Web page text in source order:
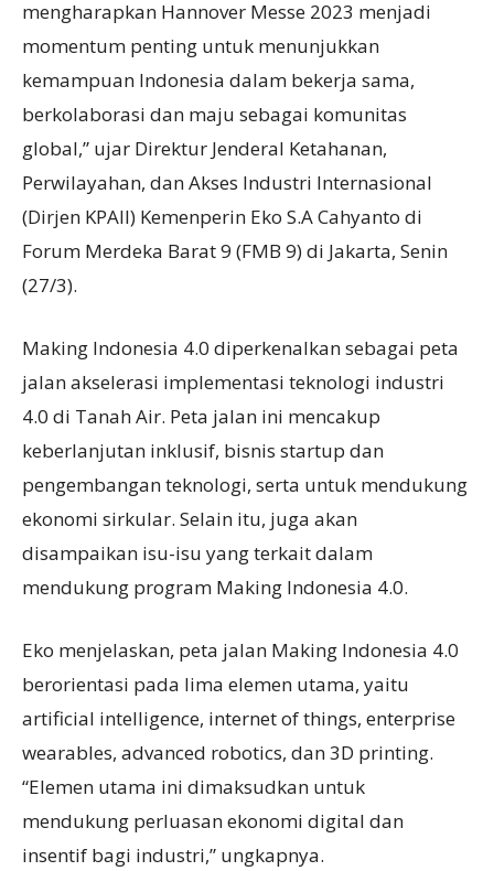
mengharapkan Hannover Messe 2023 menjadi
momentum penting untuk menunjukkan
kemampuan Indonesia dalam bekerja sama,
berkolaborasi dan maju sebagai komunitas
global,” ujar Direktur Jenderal Ketahanan,
Perwilayahan, dan Akses Industri Internasional
(Dirjen KPAII) Kemenperin Eko S.A Cahyanto di
Forum Merdeka Barat 9 (FMB 9) di Jakarta, Senin
(27/3).
Making Indonesia 4.0 diperkenalkan sebagai peta
jalan akselerasi implementasi teknologi industri
4.0 di Tanah Air. Peta jalan ini mencakup
keberlanjutan inklusif, bisnis startup dan
pengembangan teknologi, serta untuk mendukung
ekonomi sirkular. Selain itu, juga akan
disampaikan isu-isu yang terkait dalam
mendukung program Making Indonesia 4.0.
Eko menjelaskan, peta jalan Making Indonesia 4.0
berorientasi pada lima elemen utama, yaitu
artificial intelligence, internet of things, enterprise
wearables, advanced robotics, dan 3D printing.
“Elemen utama ini dimaksudkan untuk
mendukung perluasan ekonomi digital dan
insentif bagi industri,” ungkapnya.